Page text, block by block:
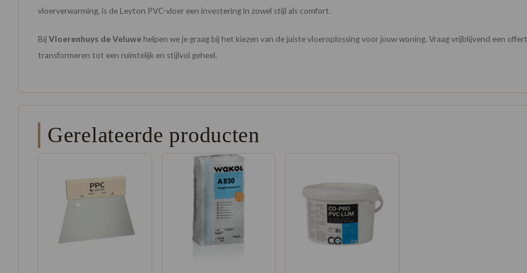
vloerverwarming, is de Leyton PVC-vloer een investering in zowel stijl als comfort.
BijVloerenhuys de Veluwe helpen we je graag bij het kiezen van de juiste vloeroplossing voor jouw woning. Vraag vrijblijvend een
transformeren tot een ruimtelijk en stijlvol geheel.
Gerelateerde producten